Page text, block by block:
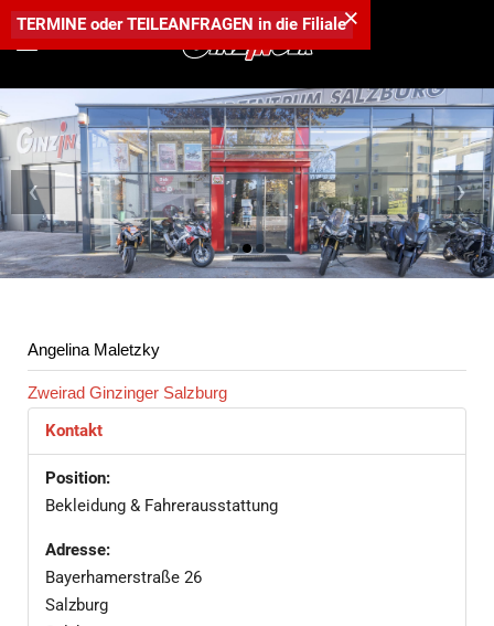
›
‹
Angelina Maletzky
Zweirad Ginzinger Salzburg
Kontakt
Position:
Bekleidung & Fahrerausstattung
Adresse:
Bayerhamerstraße 26
Salzburg
×
TERMINE oderTEILEANFRAGEN in die Filiale